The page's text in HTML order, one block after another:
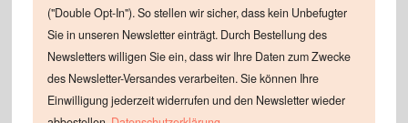
("Double Opt-In"). So stellen wir sicher, dass kein Unbefugter
Sie in unseren Newsletter einträgt. Durch Bestellung des
Newsletters willigen Sie ein, dass wir Ihre Daten zum Zwecke
des Newsletter-Versandes verarbeiten. Sie können Ihre
Einwilligung jederzeit widerrufen und den Newsletter wieder